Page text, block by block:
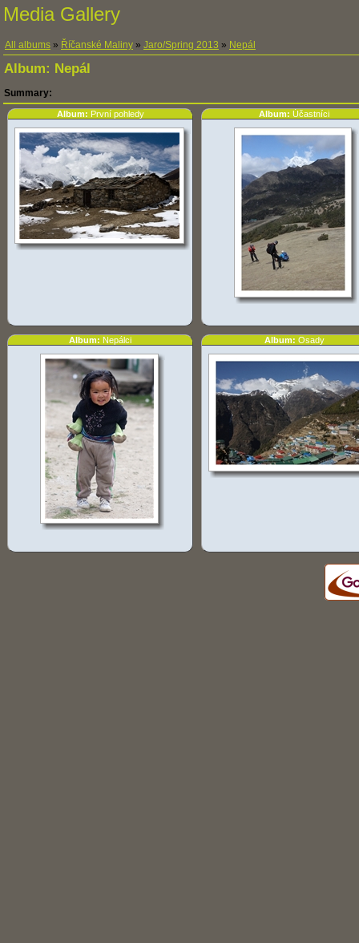
Media Gallery
All albums » Říčanské Maliny » Jaro/Spring 2013 » Nepál
Album: Nepál
Summary:
Album: První pohledy Album: Účastníci
Album: Nepálci Album: Osady